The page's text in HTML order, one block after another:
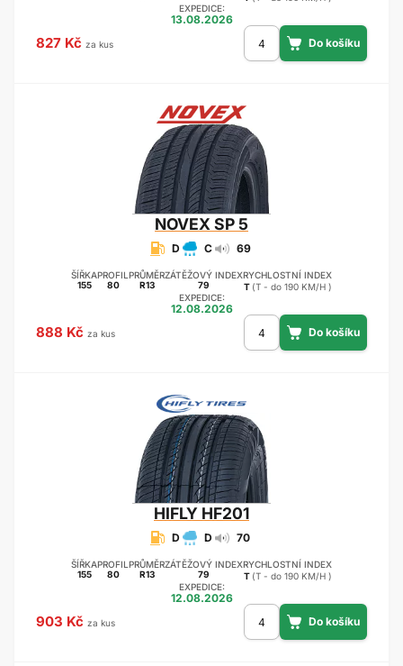
EXPEDICE:
13.08.2026
827 Kč za kus
NOVEX SP 5
D C 69
ŠÍŘKA
155
PROFIL
80
PRŮMĚR
R13
ZÁTĚŽOVÝ INDEX
79
RYCHLOSTNÍ INDEX
T (T - do 190 KM/H )
EXPEDICE:
12.08.2026
888 Kč za kus
HIFLY HF201
D D 70
ŠÍŘKA
155
PROFIL
80
PRŮMĚR
R13
ZÁTĚŽOVÝ INDEX
79
RYCHLOSTNÍ INDEX
T (T - do 190 KM/H )
EXPEDICE:
12.08.2026
903 Kč za kus